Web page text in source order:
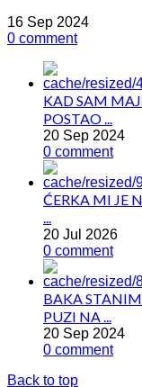
16 Sep 2024
0 comment
KAD SAM
POSTAO ...
20 Sep 2024
0 comment
ĆERKA MI JE
20 Jul 2026
0 comment
BAKA
PUZI NA ...
20 Sep 2024
0 comment
Back to top